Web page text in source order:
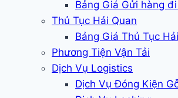
Bảng Giá Gửi hàng
Thủ Tục Hải Quan
Bảng Giá Thủ Tục
Phương Tiện Vận Tải
Dịch Vụ Logistics
Dịch Vụ Đóng Kiện